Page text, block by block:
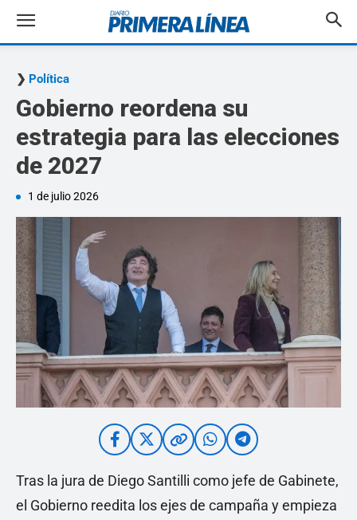
Política
Gobierno reordena su
estrategia para las elecciones
de 2027
1 de julio 2026
Tras la jura de Diego Santilli como jefe de Gabinete,
el Gobierno reedita los ejes de campaña y empieza